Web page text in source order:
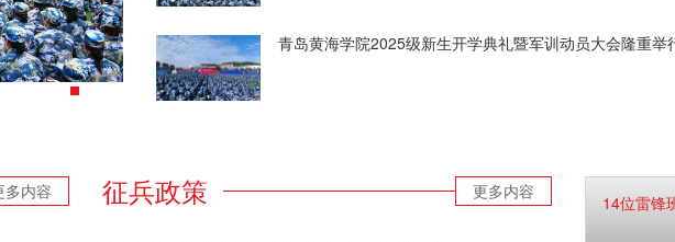
青岛黄海学院2025级新生开学典礼暨军训动员大会隆重举
多内容 征兵政策 更多内容
14位雷锋